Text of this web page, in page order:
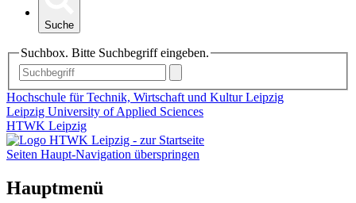
Suche
Suchbox. Bitte Suchbegriff eingeben.
Hochschule für Technik, Wirtschaft und Kultur Leipzig
Leipzig University of Applied Sciences
HTWK Leipzig
Seiten Haupt-Navigation überspringen
Hauptmenü